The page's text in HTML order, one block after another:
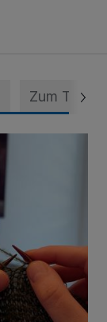
Zum Thema